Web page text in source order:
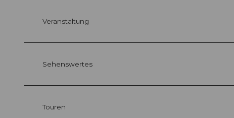
Veranstaltung
Sehenswertes
Touren